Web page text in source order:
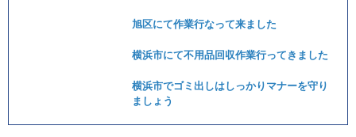
旭区にて作業行なって来ました
横浜市にて不用品回収作業行ってきました
横浜市でゴミ出しはしっかりマナーを守り
ましょう